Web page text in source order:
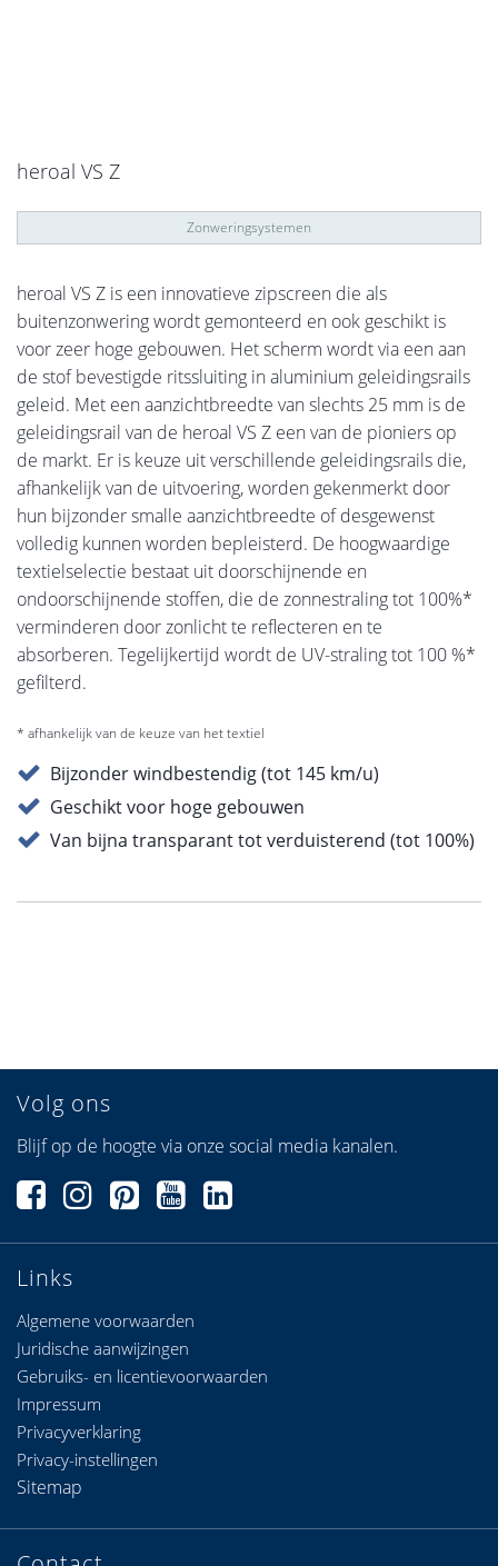
heroal VS Z
Zonweringsystemen
heroal VS Z is een innovatieve zipscreen die als
buitenzonwering wordt gemonteerd en ook geschikt is
voor zeer hoge gebouwen. Het scherm wordt via een aan
de stof bevestigde ritssluiting in aluminium geleidingsrails
geleid. Met een aanzichtbreedte van slechts 25 mm is de
geleidingsrail van de heroal VS Z een van de pioniers op
de markt. Er is keuze uit verschillende geleidingsrails die,
afhankelijk van de uitvoering, worden gekenmerkt door
hun bijzonder smalle aanzichtbreedte of desgewenst
volledig kunnen worden bepleisterd. De hoogwaardige
textielselectie bestaat uit doorschijnende en
ondoorschijnende stoffen, die de zonnestraling tot 100%*
verminderen door zonlicht te reflecteren en te
absorberen. Tegelijkertijd wordt de UV-straling tot 100 %*
gefilterd.
* afhankelijk van de keuze van het textiel
Bijzonder windbestendig (tot 145 km/u)
Geschikt voor hoge gebouwen
Van bijna transparant tot verduisterend (tot 100%)
Links
Algemene voorwaarden
Juridische aanwijzingen
Gebruiks- en licentievoorwaarden
Volg ons
Blijf op de hoogte via onze social media kanalen.
Impressum
Privacyverklaring
Privacy-instellingen
Sitemap